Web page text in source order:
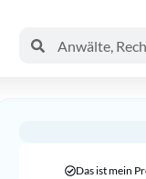
Das ist mein